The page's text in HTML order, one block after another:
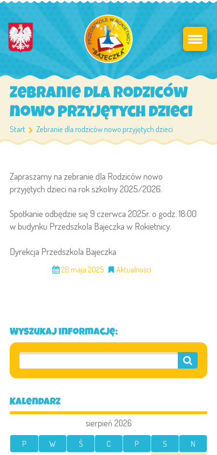
Zebranie dla rodziców
nowo przyjętych dzieci
Start Zebranie dla rodziców nowo przyjętych dzieci
Wyszukaj informację:
Kalendarz
sierpień 2026
P W Ś C P S N
Zapraszamy na zebranie dla Rodziców nowo
przyjętych dzieci na rok szkolny 2025/2026.
Spotkanie odbędzie się 9 czerwca 2025r. o godz. 18:00
w budynku Przedszkola Bajeczka w Rokietnicy.
Dyrekcja Przedszkola Bajeczka
26 maja 2025 Aktualności